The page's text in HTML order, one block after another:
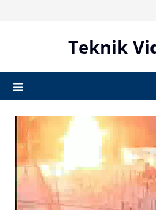
Teknik